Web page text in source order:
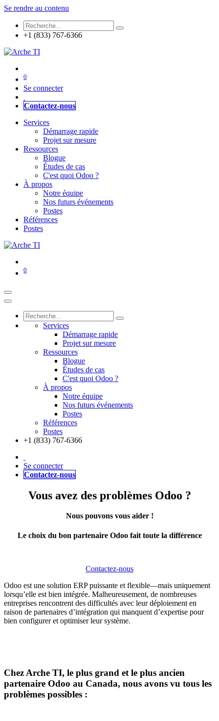
Se rendre au contenu
+1 (833) 767-6366
0
Se connecter
Contactez-nous
Services
Démarrage rapide
Projet sur mesure
Ressources
Blogue
Études de cas
C'est quoi Odoo ?
À propos
Notre équipe
Nos futurs événements
Postes
Références
Postes
0
Services
Démarrage rapide
Projet sur mesure
Ressources
Blogue
Études de cas
C'est quoi Odoo ?
À propos
Notre équipe
Nos futurs événements
Postes
Références
Postes
+1 (833) 767-6366
Se connecter
Contactez-nous
Vous avez des problèmes Odoo ?
Nous pouvons vous aider !
Le choix du bon partenaire Odoo fait toute la différence
Contactez-nous
Odoo est une solution ERP puissante et flexible—mais uniquement
lorsqu’elle est bien intégrée. Malheureusement, de nombreuses
entreprises rencontrent des difficultés avec leur déploiement en
raison de partenaires d’intégration qui manquent d’expertise pour
bien configurer et optimiser leur système.
Chez Arche TI, le plus grand et le plus ancien
partenaire Odoo au Canada, nous avons vu tous les
problèmes possibles :